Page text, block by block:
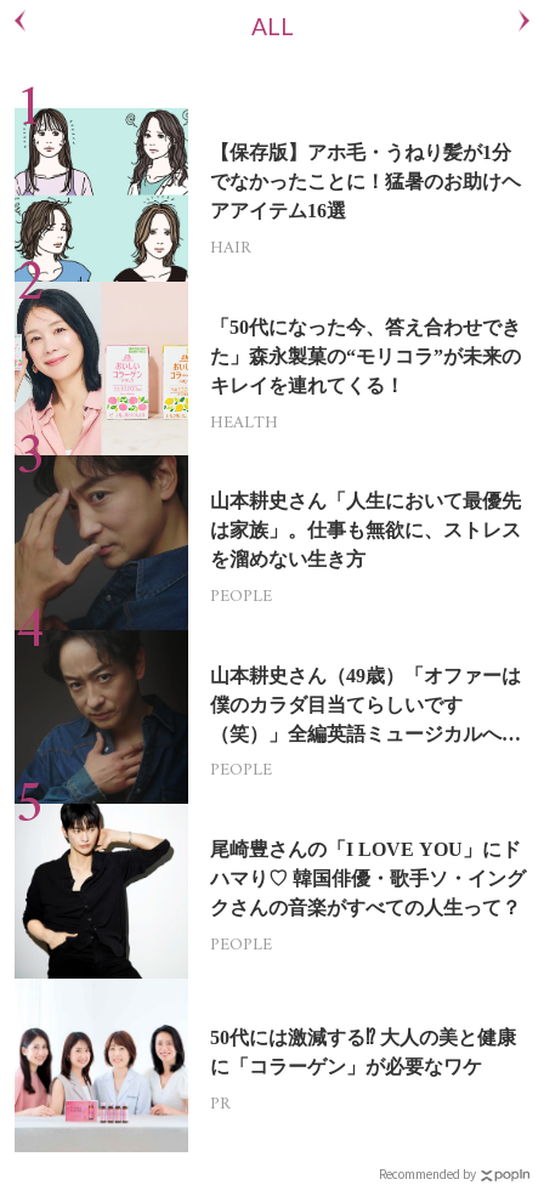
ALL
【保存版】アホ毛・うねり髪が1分
でなかったことに！猛暑のお助けヘ
アアイテム16選
HAIR
「50代になった今、答え合わせでき
た」森永製菓の“モリコラ”が未来の
キレイを連れてくる！
HEALTH
山本耕史さん「人生において最優先
は家族」。仕事も無欲に、ストレス
を溜めない生き方
PEOPLE
山本耕史さん（49歳）「オファーは
僕のカラダ目当てらしいです
（笑）」全編英語ミュージカルへの
挑戦
PEOPLE
尾崎豊さんの「I LOVE YOU」にド
ハマり♡ 韓国俳優・歌手ソ・イング
クさんの音楽がすべての人生って？
PEOPLE
50代には激減する⁉ 大人の美と健康
に「コラーゲン」が必要なワケ
PR
Recommended by